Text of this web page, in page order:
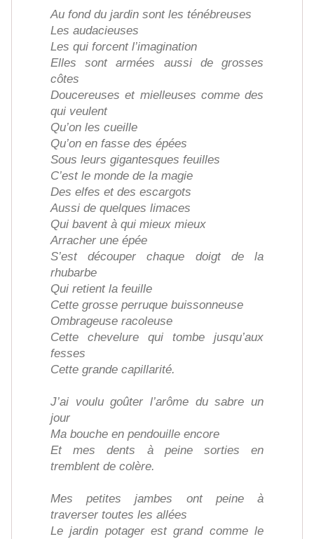
Au fond du jardin sont les ténébreuses
Les audacieuses
Les qui forcent l’imagination
Elles sont armées aussi de grosses
côtes
Doucereuses et mielleuses comme des
qui veulent
Qu’on les cueille
Qu’on en fasse des épées
Sous leurs gigantesques feuilles
C’est le monde de la magie
Des elfes et des escargots
Aussi de quelques limaces
Qui bavent à qui mieux mieux
Arracher une épée
S’est découper chaque doigt de la
rhubarbe
Qui retient la feuille
Cette grosse perruque buissonneuse
Ombrageuse racoleuse
Cette chevelure qui tombe jusqu’aux
fesses
Cette grande capillarité.
J’ai voulu goûter l’arôme du sabre un
jour
Ma bouche en pendouille encore
Et mes dents à peine sorties en
tremblent de colère.
Mes petites jambes ont peine à
traverser toutes les allées
Le jardin potager est grand comme le